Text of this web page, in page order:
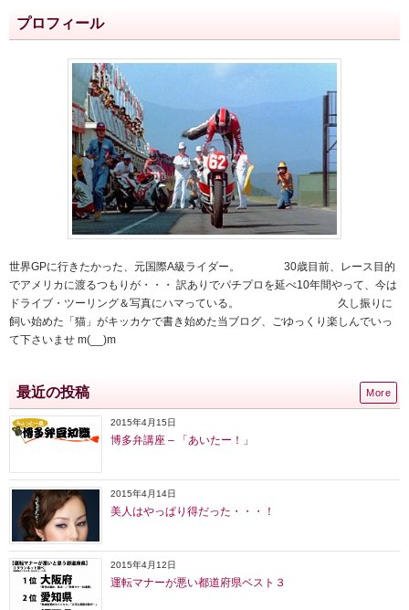
プロフィール
世界GPに行きたかった、元国際A級ライダー。 30歳目前、レース目的
でアメリカに渡るつもりが・・・ 訳ありでパチプロを延べ10年間やって、今は
ドライブ・ツーリング＆写真にハマっている。 久し振りに
飼い始めた「猫」がキッカケで書き始めた当ブログ、ごゆっくり楽しんでいっ
て下さいませ m(__)m
最近の投稿
2015年4月15日
博多弁講座 – 「あいたー！」
2015年4月14日
美人はやっぱり得だった・・・！
2015年4月12日
運転マナーが悪い都道府県ベスト３
More